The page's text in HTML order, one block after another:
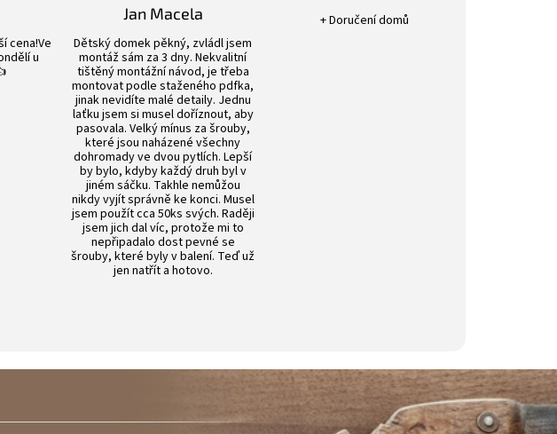
obchodu je 5 z 5 hvězdiček.
cena!Ve
u
Jan Macela
Hodnocení obchodu je 4 z 5 hvězdiček.
Dětský domek pěkný, zvládl jsem
montáž sám za 3 dny. Nekvalitní
tištěný montážní návod, je třeba
montovat podle staženého pdfka,
jinak nevidíte malé detaily. Jednu
laťku jsem si musel doříznout, aby
pasovala. Velký mínus za šrouby,
které jsou naházené všechny
dohromady ve dvou pytlích. Lepší
by bylo, kdyby každý druh byl v
jiném sáčku. Takhle nemůžou
nikdy vyjít správně ke konci. Musel
jsem použít cca 50ks svých. Raději
jsem jich dal víc, protože mi to
nepřipadalo dost pevné se
šrouby, které byly v balení. Teď už
jen natřít a hotovo.
Hodnocení obchodu je 5 z 5
+ Doručení domů